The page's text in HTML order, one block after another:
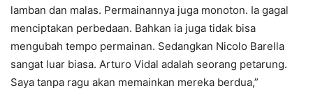
lamban dan malas. Permainannya juga monoton. Ia gagal
menciptakan perbedaan. Bahkan ia juga tidak bisa
mengubah tempo permainan. Sedangkan Nicolo Barella
sangat luar biasa. Arturo Vidal adalah seorang petarung.
Saya tanpa ragu akan memainkan mereka berdua,”